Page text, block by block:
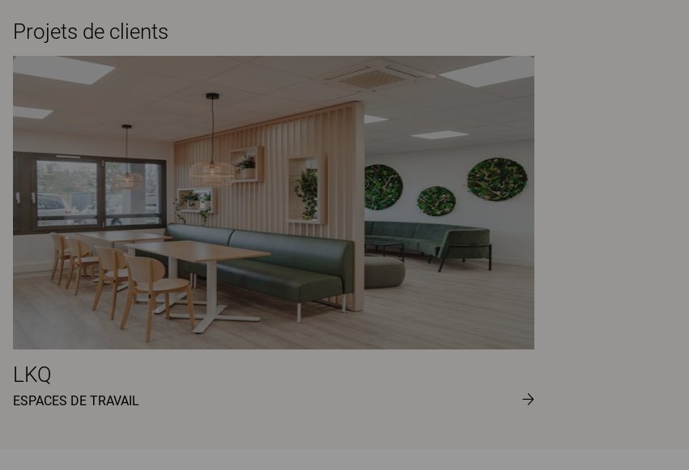
Projets de clients
LKQ
ESPACES DE TRAVAIL